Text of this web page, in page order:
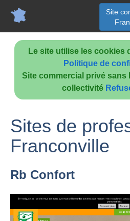
Le site utilise les cookies
Politique de
Site commercial privé sans
collectivité
Site
Sites de
Franconville
Rb Confort